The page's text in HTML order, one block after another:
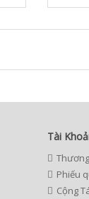
Tài
Phiếu
Cộng